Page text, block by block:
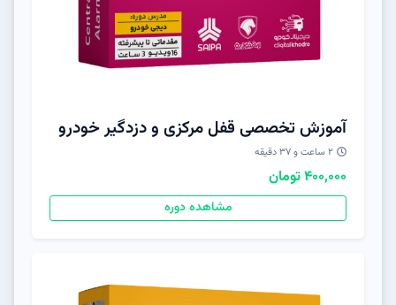
آموزش تخصصی قفل مرکزی و دزدگیر خودرو
۲ ساعت و ۳۷ دقیقه
400,000 تومان
مشاهده دوره